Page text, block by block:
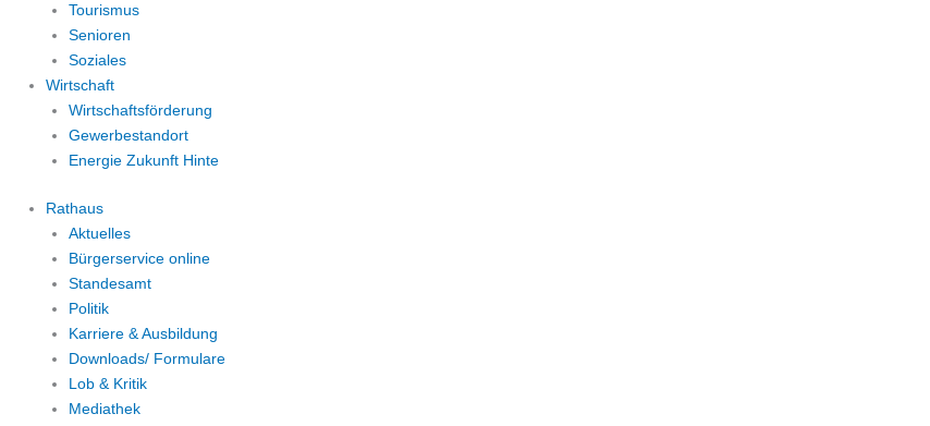
Tourismus
Senioren
Soziales
Wirtschaft
Wirtschaftsförderung
Gewerbestandort
Energie Zukunft Hinte
Rathaus
Aktuelles
Bürgerservice online
Standesamt
Politik
Karriere & Ausbildung
Downloads/ Formulare
Lob & Kritik
Mediathek